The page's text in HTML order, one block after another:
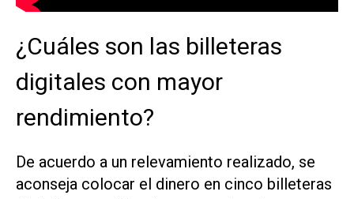
¿Cuáles son las billeteras
digitales con mayor
rendimiento?
De acuerdo a un relevamiento realizado, se
aconseja colocar el dinero en cinco billeteras